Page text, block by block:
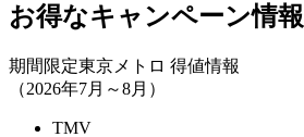
お得なキャンペーン情報
期間限定東京メトロ 得値情報
（2026年7月～8月）
TMV